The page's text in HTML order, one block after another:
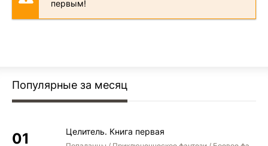
первым!
Популярные за месяц
Целитель. Книга первая